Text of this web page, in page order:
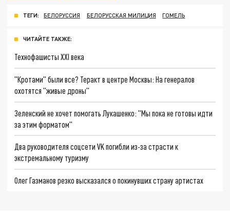
ТЕГИ: БЕЛОРУССИЯ БЕЛОРУССКАЯ МИЛИЦИЯ ГОМЕЛЬ
ЧИТАЙТЕ ТАКЖЕ:
Технофашисты XXI века
"Кротами" были все? Теракт в центре Москвы: На генералов
охотятся "живые дроны"
Зеленский не хочет помогать Лукашенко: "Мы пока не готовы идти
за этим форматом"
Два руководителя соцсети VK погибли из-за страсти к
экстремальному туризму
Олег Газманов резко высказался о покинувших страну артистах